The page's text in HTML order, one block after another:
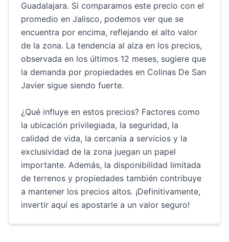
Guadalajara. Si comparamos este precio con el
promedio en Jalisco, podemos ver que se
encuentra por encima, reflejando el alto valor
de la zona. La tendencia al alza en los precios,
observada en los últimos 12 meses, sugiere que
la demanda por propiedades en Colinas De San
Javier sigue siendo fuerte.
¿Qué influye en estos precios? Factores como
la ubicación privilegiada, la seguridad, la
calidad de vida, la cercanía a servicios y la
exclusividad de la zona juegan un papel
importante. Además, la disponibilidad limitada
de terrenos y propiedades también contribuye
a mantener los precios altos. ¡Definitivamente,
invertir aquí es apostarle a un valor seguro!